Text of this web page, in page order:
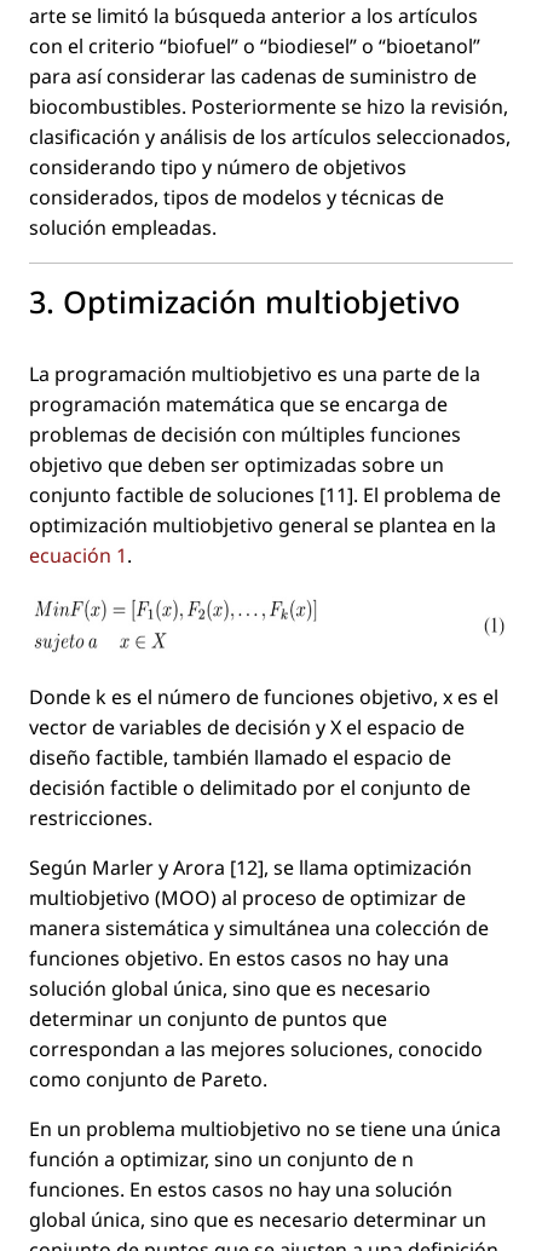
arte se limitó la búsqueda anterior a los artículos
con el criterio “biofuel”o “biodiesel”o “bioetanol”
para así considerar las cadenas de suministro de
biocombustibles. Posteriormente se hizo la revisión,
clasiﬁcación y análisis de los artículos seleccionados,
considerando tipo y número de objetivos
considerados, tipos de modelos y técnicas de
solución empleadas.
3. Optimización multiobjetivo
La programación multiobjetivo es una parte de la
programación matemática que se encarga de
problemas de decisión con múltiples funciones
objetivo que deben ser optimizadas sobre un
conjunto factible de soluciones [11]. El problema de
optimización multiobjetivo general se plantea en la
ecuación 1.
Donde kes el número de funciones objetivo, xes el
vector de variables de decisión yXel espacio de
diseño factible, también llamado el espacio de
decisión factible o delimitado por el conjunto de
restricciones.
Según Marler y Arora [12], se llama optimización
multiobjetivo (MOO) al proceso de optimizar de
manera sistemática y simultánea una colección de
funciones objetivo. En estos casos no hay una
solución global única, sino que es necesario
determinar un conjunto de puntos que
correspondan a las mejores soluciones, conocido
como conjunto de Pareto.
En un problema multiobjetivo no se tiene una única
función a optimizar, sino un conjunto de n
funciones. En estos casos no hay una solución
global única, sino que es necesario determinar un